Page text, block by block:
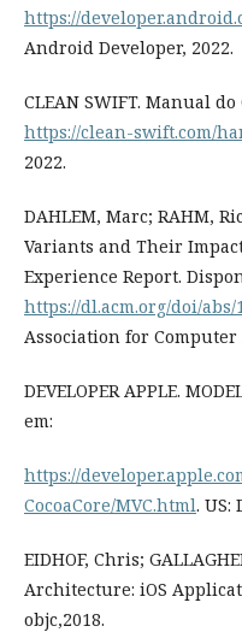
https://
Android Developer, 2022.
CLEAN SWIFT. Manual
https://clean-swift.com/
2022.
DAHLEM, Marc; RAHM,
Variants and Their
Experience Report.
https://dl.acm.org/doi/abs/
Association for Computer
DEVELOPER APPLE.
em:
https://
CocoaCore/MVC.html. US:
EIDHOF, Chris;
Architecture: iOS
objc,2018.